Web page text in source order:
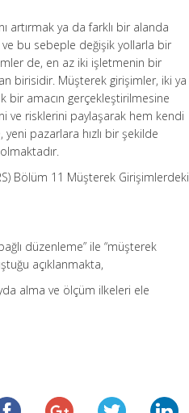
artırmak ya da farklı bir alanda
bu sebeple değişik yollarla bir
de, en az iki işletmenin bir
birisidir. Müşterek girişimler, iki ya
bir amacın gerçekleştirilmesine
ve risklerini paylaşarak hem kendi
pazarlara hızlı bir şekilde
Bölüm 11 Müşterek Girişimlerdeki
düzenleme” ile “müşterek
açıklanmakta,
alma ve ölçüm ilkeleri ele